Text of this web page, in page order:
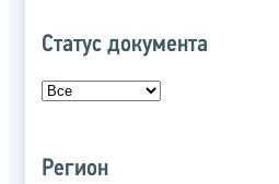
Статус документа
Регион